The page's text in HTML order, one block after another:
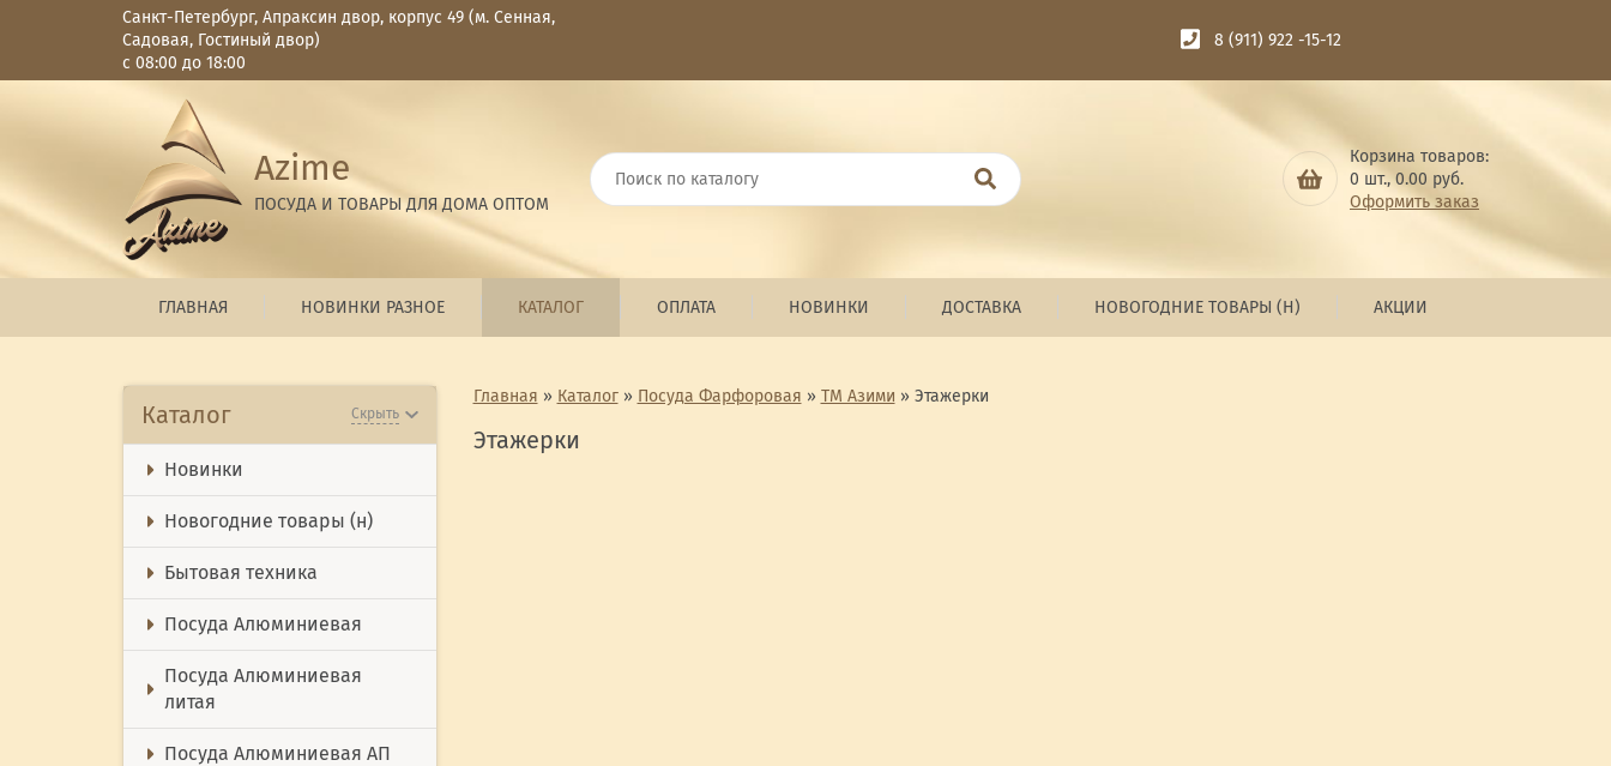
Санкт-Петербург, Апраксин двор, корпус 49 (м. Сенная,
Садовая, Гостиный двор)
с 08:00 до 18:00
8 (911) 922 -15-12
Azime
ПОСУДА И ТОВАРЫ ДЛЯ ДОМА ОПТОМ
Корзина товаров:
0 шт.,0.00 руб.
Оформить заказ
ГЛАВНАЯ НОВИНКИ РАЗНОЕ КАТАЛОГ ОПЛАТА НОВИНКИ ДОСТАВКА НОВОГОДНИЕ ТОВАРЫ (Н) АКЦИИ
Каталог Скрыть
Новинки
Новогодние товары (н)
Бытовая техника
Посуда Алюминиевая
Посуда Алюминиевая
литая
Посуда Алюминиевая АП
Главная » Каталог» Посуда Фарфоровая » ТМ Азими » Этажерки
Этажерки